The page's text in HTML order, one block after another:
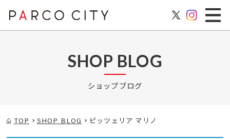
SHOP BLOG
ショップブログ
TOP SHOP BLOG ピッツェリア マリノ